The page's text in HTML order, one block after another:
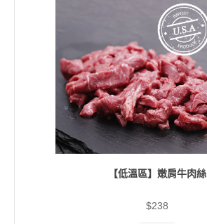
【低溫區】嫩肩牛肉絲
$238